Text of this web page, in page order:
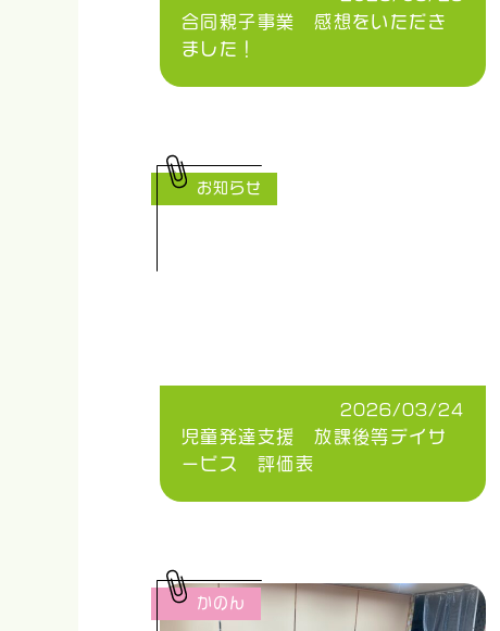
合同親子事業 感想をいただき
ました！
2026/03/24
児童発達支援 放課後等デイサ
ービス 評価表
お知らせ
かのん